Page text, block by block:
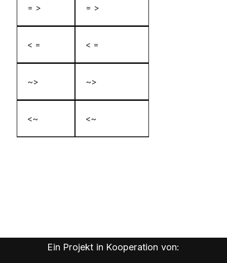
= > = >
< = < =
~> ~>
<~ <~
Ein Projekt in Kooperation von: